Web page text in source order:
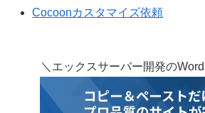
Cocoonカスタマイズ依頼
＼エックスサーバー開発の